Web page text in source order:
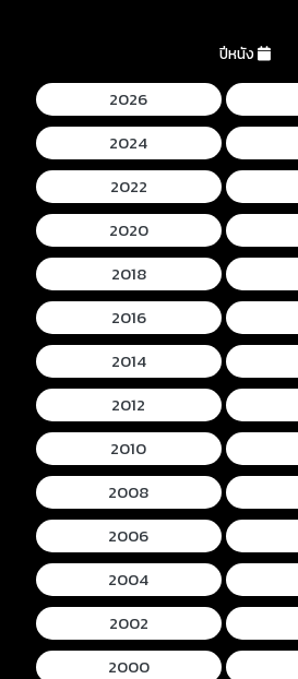
ปีหนัง
2026
2024
2022
2020
2018
2016
2014
2012
2010
2008
2006
2004
2002
2000